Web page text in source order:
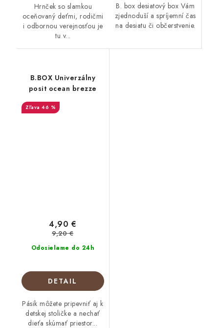
Hrnček so slamkou
oceňovaný deťmi, rodičmi
i odbornou verejnosťou je
tu v...
B. box desiatový box Vám
zjednoduší a spríjemní čas
na desiatu či občerstvenie.
B.BOX Univerzálny
posit ocean brezze
46 %
Odosielame do 24h
4,90 €
9,20 €
DETAIL
Pásik môžete pripevniť aj k
detskej stoličke a nechať
dieťa skúmať priestor...